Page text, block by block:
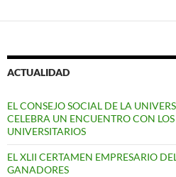
ACTUALIDAD
EL CONSEJO SOCIAL DE LA
CELEBRA UN ENCUENTRO CON
UNIVERSITARIOS
EL XLII CERTAMEN EMPRESARIO
GANADORES